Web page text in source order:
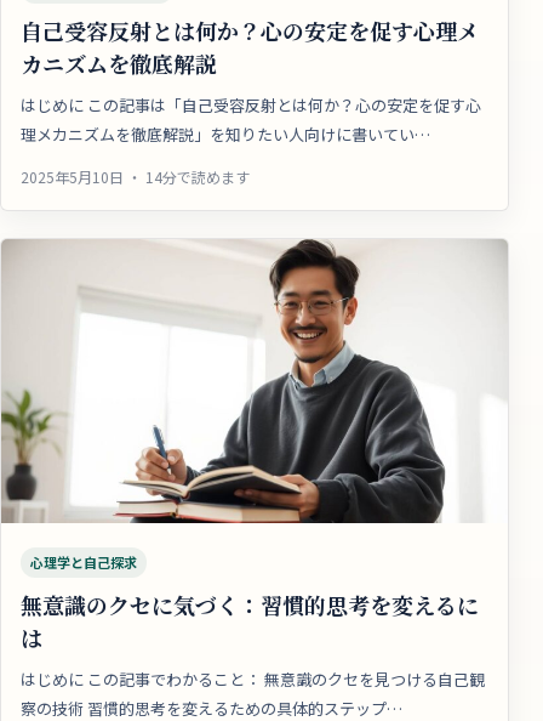
自己受容反射とは何か？心の安定を促す心理メ
カニズムを徹底解説
はじめに この記事は「自己受容反射とは何か？心の安定を促す心
理メカニズムを徹底解説」を知りたい人向けに書いてい…
2025年5月10日 ・ 14分で読めます
心理学と自己探求
無意識のクセに気づく：習慣的思考を変えるに
は
はじめに この記事でわかること： 無意識のクセを見つける自己観
察の技術 習慣的思考を変えるための具体的ステップ…